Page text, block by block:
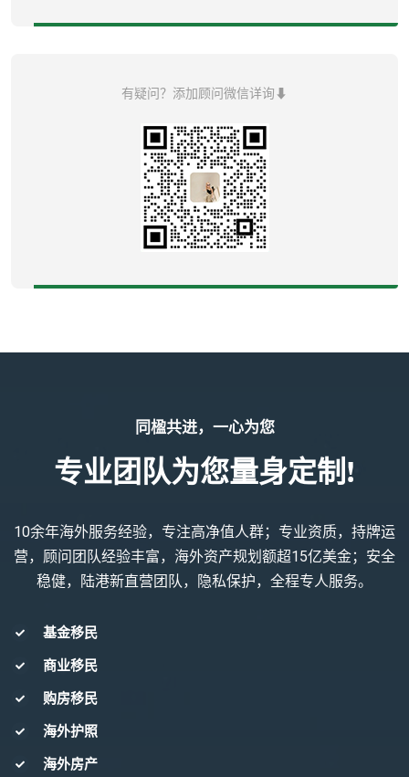
有疑问？添加顾问微信详询⬇
同楹共进，一心为您
专业团队为您量身定制!
10余年海外服务经验，专注高净值人群；专业资质，持牌运
营，顾问团队经验丰富，海外资产规划额超15亿美金；安全
稳健，陆港新直营团队，隐私保护，全程专人服务。
基金移民
商业移民
购房移民
海外护照
海外房产